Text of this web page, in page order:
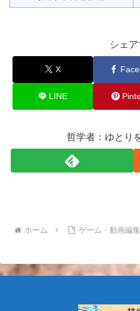
シェア
X
LINE
哲学者：ゆとり
ホーム ゲーム・動画編集